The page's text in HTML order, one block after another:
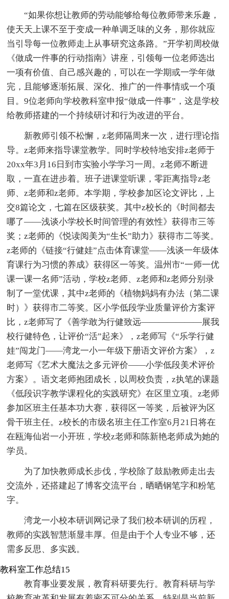
“如果你想让教师的劳动能够给每位教师带来乐趣，
使天天上课不至于变成一种单调乏味的义务，那你就应
当引导每一位教师走上从事研究这条路。”开学初周校做
《做成一件事的行动指南》讲座，引领每一位老师选出
一项有价值、自己感兴趣的，可以在一学期或一学年做
完，且能够逐渐拓展、深化、推广的一件事情或一个项
目。9位老师向学校教科室申报“做成一件事”，这是学校
给教师搭建的一个持续研讨和行为改进的平台。
新教师引领不松懈，z老师隔周来一次，进行理论指
导。z老师来指导课堂教学。同时学校特地安排z老师于
20xx年3月16日到市实验小学学习一周。z老师不断进
取，一直在进步着。班子进课堂听课，零距离指导z老
师、z老师和z老师。本学期，学校参加区论文评比，上
交8篇论文，七篇在区级获奖。其中z校长的《时间都去
哪了——浅谈小学校长时间管理的有效性》获得市三等
奖；z老师的《悦读阅美为“生长”助力》获得市二等奖。
z老师的《链接“行健娃”点击体育课堂——浅谈一年级体
育课行为习惯的养成》获得区一等奖。温州市“一师一优
课一课一名师”活动，学校z老师、z老师和z老师分别录
制了一堂优课，其中z老师的《植物妈妈有办法（第二课
时）》获得市二等奖。区小学低段学业质量评价方案评
比，z老师写了《善学敢为行健致远———————展我
校行健特色，让评价“活”起来》，z老师写《“乐学行健
娃”闯龙门——湾龙一小一年级下册语文评价方案》，z
老师写《艺术大魔法之多元评价——小学低段美术评价
方案》。语文老师抱团成长，以周校负责，z执笔的课题
《低段识字教学课程化的实践研究》在区里立项。z老师
参加区班主任基本功大赛，获得区一等奖，后被评为区
骨干班主任。z校长的市级名班主任工作室6月21日将在
在瓯海仙岩一小开班，学校z老师和陈新艳老师成为她的
学员。
为了加快教师成长步伐，学校除了鼓励教师走出去
交流外，还搭建起了博客交流平台，晒晒钢笔字和粉笔
字。
湾龙一小校本研训网记录了我们校本研训的历程，
教师的实践智慧渐显丰厚。但是由于个人专业不够，还
需多反思、多实践。
教科室工作总结15
教育事业要发展，教育科研要先行。教育科研与学